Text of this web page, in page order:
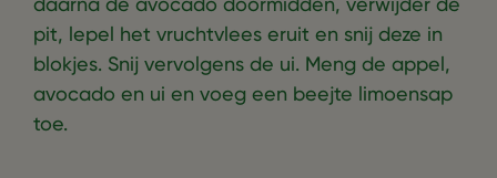
pit, lepel het vruchtvlees eruit en snij deze in
blokjes. Snij vervolgens de ui. Meng de appel,
avocado en ui en voeg een beejte limoensap
toe.